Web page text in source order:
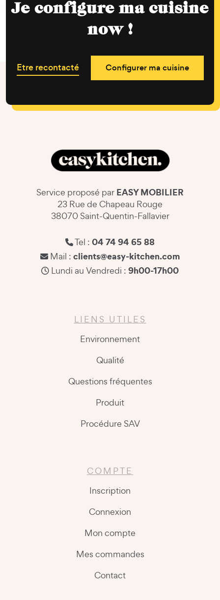
Je configure ma cuisine
now !
Etre recontacté Configurer ma cuisine
Service proposé par EASY MOBILIER
23 Rue de Chapeau Rouge
38070 Saint-Quentin-Fallavier
Tel : 04 74 94 65 88
Mail : clients@easy-kitchen.com
Lundi au Vendredi : 9h00-17h00
LIENS UTILES
Environnement
Qualité
Questions fréquentes
Produit
Procédure SAV
COMPTE
Inscription
Connexion
Mon compte
Mes commandes
Contact